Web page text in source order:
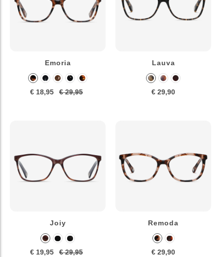
Emoria
€ 18,95 € 29,95
Lauva
€ 29,90
Joiy
€ 19,95 € 29,95
Remoda
€ 29,90